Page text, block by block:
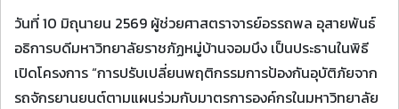
วันที่ 10 มิถุนายน 2569 ผู้ช่วยศาสตราจารย์อรรถพล อุสายพันธ์
อธิการบดีมหาวิทยาลัยราชภัฏหมู่บ้านจอมบึง เป็นประธานในพิธี
เปิดโครงการ “การปรับเปลี่ยนพฤติกรรมการป้องกันอุบัติภัยจาก
รถจักรยานยนต์ตามแผนร่วมกับมาตรการองค์กรในมหาวิทยาลัย